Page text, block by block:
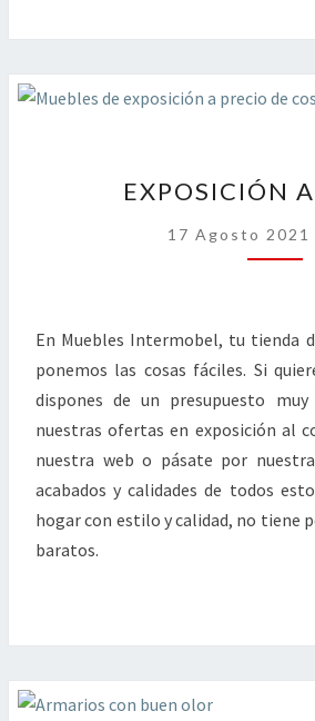
AL
EXPOSICIÓN
17 Agosto 2021
En Muebles Intermobel, tu tienda
ponemos las cosas fáciles. Si
dispones de un presupuesto
nuestras ofertas en exposición al
nuestra web o pásate por
acabados y calidades de todos
hogar con estilo y calidad, no tiene
baratos.